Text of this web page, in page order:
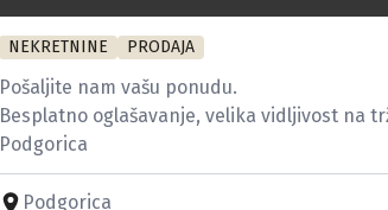
NEKRETNINE PRODAJA
Pošaljite nam vašu ponudu.
Besplatno oglašavanje, velika vidljivost na
Podgorica
Podgorica